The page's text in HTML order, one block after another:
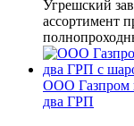
Угрешский
ассортимент
ООО Газпром
два ГРП